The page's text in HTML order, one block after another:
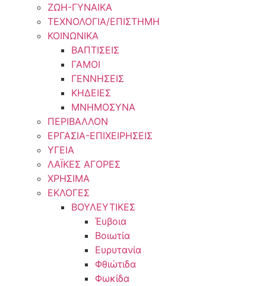
ΖΩΗ-ΓΥΝΑΙΚΑ
ΤΕΧΝΟΛΟΓΙΑ/ΕΠΙΣΤΗΜΗ
ΚΟΙΝΩΝΙΚΑ
ΒΑΠΤΙΣΕΙΣ
ΓΑΜΟΙ
ΓΕΝΝΗΣΕΙΣ
ΚΗΔΕΙΕΣ
ΜΝΗΜΟΣΥΝΑ
ΠΕΡΙΒΑΛΛΟΝ
ΕΡΓΑΣΙΑ-ΕΠΙΧΕΙΡΗΣΕΙΣ
ΥΓΕΙΑ
ΛΑΪΚΕΣ ΑΓΟΡΕΣ
ΧΡΗΣΙΜΑ
ΕΚΛΟΓΕΣ
ΒΟΥΛΕΥΤΙΚΕΣ
Έυβοια
Βοιωτία
Ευρυτανία
Φθιώτιδα
Φωκίδα